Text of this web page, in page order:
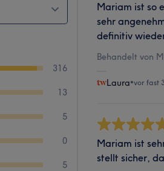
316
13
5
0
5
Mariam ist so
sehr
definitiv
Behandelt von
Laura•vor fast
Mariam ist
stellt sicher,